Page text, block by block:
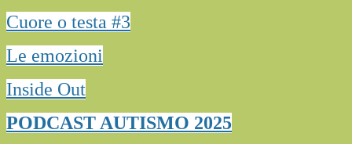
Cuore o testa #3
Le emozioni
Inside Out
PODCAST AUTISMO 2025